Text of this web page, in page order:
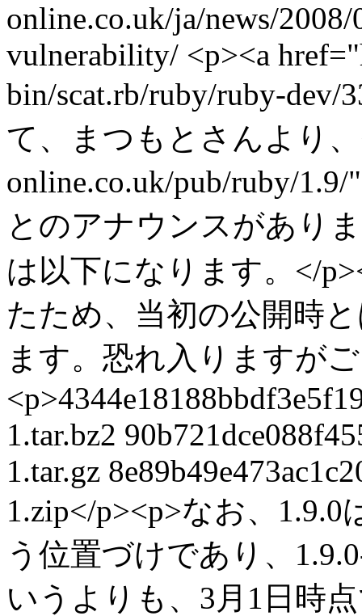
online.co.uk/ja/news/
vulnerability/ <p><a
bin/scat.rb/ruby/ruby-dev/
て、まつもとさんより
online.co.uk/pub/ruby/
とのアナウンスがあり
は以下になります。</
たため、当初の公開時
ます。恐れ入りますが
1.tar.bz2
1.tar.gz
1.zip</p><p>なお、
う位置づけであり、
いうよりも、3月1日時